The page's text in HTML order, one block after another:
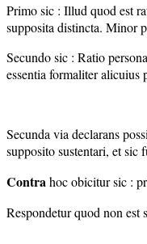
Primo sic : Illud quod est
supposita distincta. Minor
Secundo sic : Ratio
essentia formaliter alicuius
Secunda via declarans
supposito sustentari, et sic
Contrahoc obicitur sic :
Respondetur quod non est